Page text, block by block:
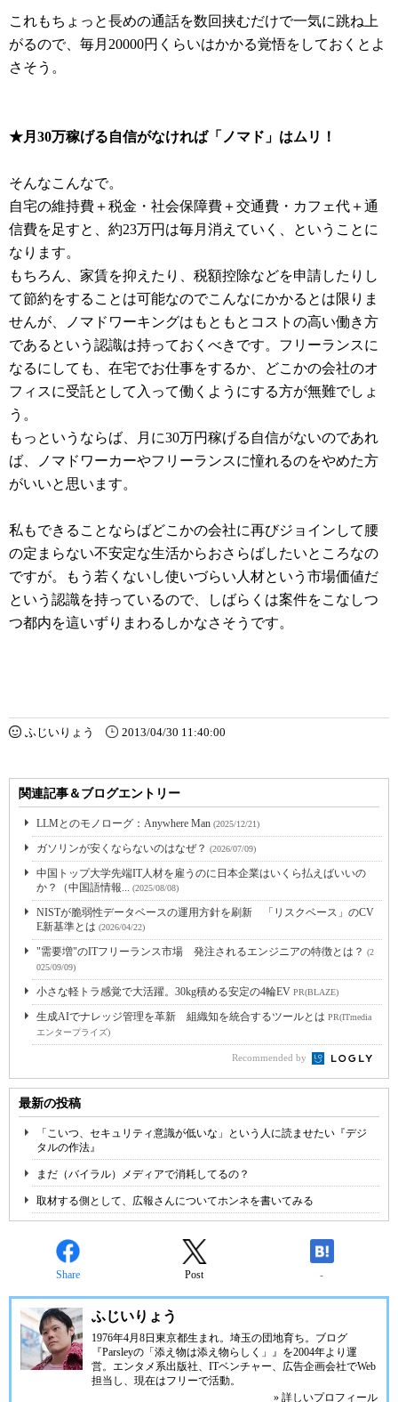
これもちょっと長めの通話を数回挟むだけで一気に跳ね上
がるので、毎月20000円くらいはかかる覚悟をしておくとよ
さそう。
★月30万稼げる自信がなければ「ノマド」はムリ！
そんなこんなで。
自宅の維持費＋税金・社会保障費＋交通費・カフェ代＋通
信費を足すと、約23万円は毎月消えていく、ということに
なります。
もちろん、家賃を抑えたり、税額控除などを申請したりし
て節約をすることは可能なのでこんなにかかるとは限りま
せんが、ノマドワーキングはもともとコストの高い働き方
であるという認識は持っておくべきです。フリーランスに
なるにしても、在宅でお仕事をするか、どこかの会社のオ
フィスに受託として入って働くようにする方が無難でしょ
う。
もっというならば、月に30万円稼げる自信がないのであれ
ば、ノマドワーカーやフリーランスに憧れるのをやめた方
がいいと思います。
私もできることならばどこかの会社に再びジョインして腰
の定まらない不安定な生活からおさらばしたいところなの
ですが。もう若くないし使いづらい人材という市場価値だ
という認識を持っているので、しばらくは案件をこなしつ
つ都内を這いずりまわるしかなさそうです。
ふじいりょう 2013/04/30 11:40:00
関連記事＆ブログエントリー
LLMとのモノローグ：Anywhere Man (2025/12/21)
ガソリンが安くならないのはなぜ？ (2026/07/09)
中国トップ大学先端IT人材を雇うのに日本企業はいくら払えばいいの
か？（中国語情報... (2025/08/08)
NISTが脆弱性データベースの運用方針を刷新 「リスクベース」のCV
E新基準とは (2026/04/22)
"需要増"のITフリーランス市場 発注されるエンジニアの特徴とは？ (2
025/09/09)
小さな軽トラ感覚で大活躍。30kg積める安定の4輪EV PR(BLAZE)
生成AIでナレッジ管理を革新 組織知を統合するツールとは PR(ITmedia
エンタープライズ)
Recommended by
最新の投稿
「こいつ、セキュリティ意識が低いな」という人に読ませたい『デジ
タルの作法』
まだ（バイラル）メディアで消耗してるの？
取材する側として、広報さんについてホンネを書いてみる
Share Post -
ふじいりょう
1976年4月8日東京都生まれ。埼玉の団地育ち。ブログ
『Parsleyの「添え物は添え物らしく」』を2004年より運
営。エンタメ系出版社、ITベンチャー、広告企画会社でWeb
担当し、現在はフリーで活動。
» 詳しいプロフィール